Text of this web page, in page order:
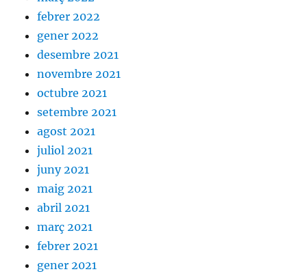
febrer 2022
gener 2022
desembre 2021
novembre 2021
octubre 2021
setembre 2021
agost 2021
juliol 2021
juny 2021
maig 2021
abril 2021
març 2021
febrer 2021
gener 2021